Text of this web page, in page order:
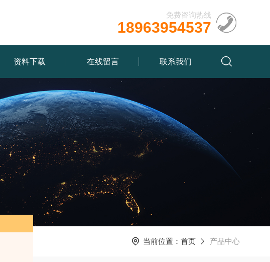
免费咨询热线
18963954537
资料下载 在线留言 联系我们
当前位置： 首页 产品中心